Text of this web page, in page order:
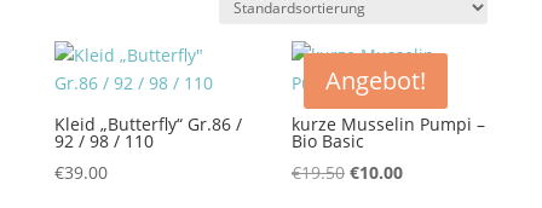
Kleid „Butterfly“ Gr.86 /
92 / 98 / 110
€39.00
Angebot!
kurze Musselin Pumpi –
Bio Basic
€19.50 Ursprünglicher
€10.00Aktueller